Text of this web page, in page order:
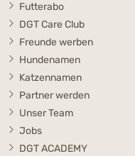
Futterabo
DGT Care Club
Freunde werben
Hundenamen
Katzennamen
Partner werden
Unser Team
Jobs
DGT ACADEMY